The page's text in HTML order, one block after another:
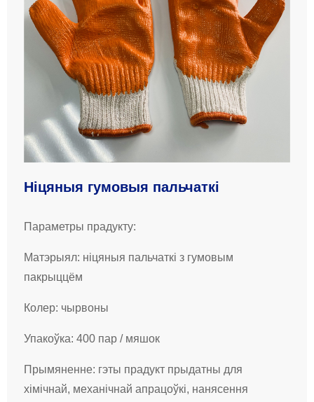
Ніцяныя гумовыя пальчаткі
Параметры прадукту:
Матэрыял: ніцяныя пальчаткі з гумовым
пакрыццём
Колер: чырвоны
Упакоўка: 400 пар / мяшок
Прымяненне: гэты прадукт прыдатны для
хімічнай, механічнай апрацоўкі, нанясення